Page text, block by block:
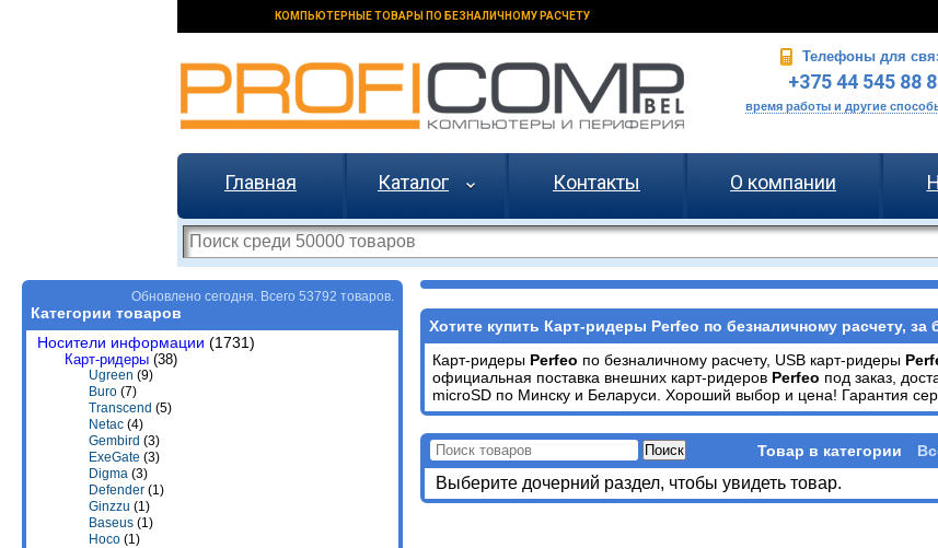
КОМПЬЮТЕРНЫЕ ТОВАРЫ ПО БЕЗНАЛИЧНОМУ РАСЧЕТУ
Телефоны для
+375 44 545 88
время работы и другие
Главная Каталог Контакты О компании
Обновлено сегодня. Всего 53792 товаров.
Категории товаров
Носители информации (1731)
Карт-ридеры (38)
Ugreen (9)
Buro (7)
Transcend (5)
Netac (4)
Gembird (3)
ExeGate (3)
Digma (3)
Defender (1)
Ginzzu (1)
Baseus (1)
Hoco (1)
Хотите купить Карт-ридеры Perfeo по безналичному расчету, за
Карт-ридеры Perfeo по безналичному расчету, USB карт-ридеры
официальная поставка внешних карт-ридеров Perfeo под заказ,
microSD по Минску и Беларуси. Хороший выбор и цена! Гарантия
Товар в категории
Выберите дочерний раздел, чтобы увидеть товар.